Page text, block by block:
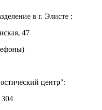
в г. Элисте :
47
центр":